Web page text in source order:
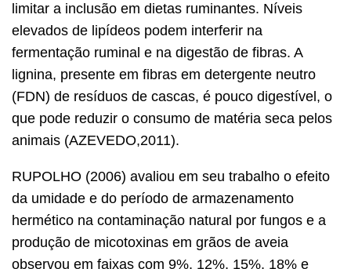
limitar a inclusão em dietas ruminantes. Níveis
elevados de lipídeos podem interferir na
fermentação ruminal e na digestão de fibras. A
lignina, presente em fibras em detergente neutro
(FDN) de resíduos de cascas, é pouco digestível, o
que pode reduzir o consumo de matéria seca pelos
animais (AZEVEDO,2011).
RUPOLHO (2006) avaliou em seu trabalho o efeito
da umidade e do período de armazenamento
hermético na contaminação natural por fungos e a
produção de micotoxinas em grãos de aveia
observou em faixas com 9%, 12%, 15%, 18% e